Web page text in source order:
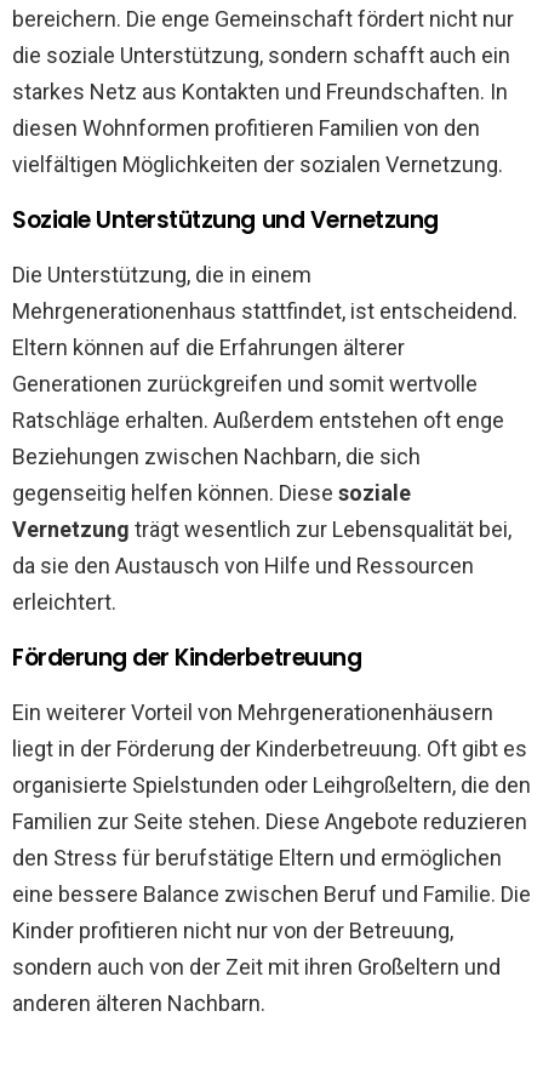
bereichern. Die enge Gemeinschaft fördert nicht nur
die soziale Unterstützung, sondern schafft auch ein
starkes Netz aus Kontakten und Freundschaften. In
diesen Wohnformen profitieren Familien von den
vielfältigen Möglichkeiten der sozialen Vernetzung.
Soziale Unterstützung und Vernetzung
Die Unterstützung, die in einem
Mehrgenerationenhaus stattfindet, ist entscheidend.
Eltern können auf die Erfahrungen älterer
Generationen zurückgreifen und somit wertvolle
Ratschläge erhalten. Außerdem entstehen oft enge
Beziehungen zwischen Nachbarn, die sich
gegenseitig helfen können. Diese soziale
Vernetzung trägt wesentlich zur Lebensqualität bei,
da sie den Austausch von Hilfe und Ressourcen
erleichtert.
Förderung der Kinderbetreuung
Ein weiterer Vorteil von Mehrgenerationenhäusern
liegt in der Förderung der Kinderbetreuung. Oft gibt es
organisierte Spielstunden oder Leihgroßeltern, die den
Familien zur Seite stehen. Diese Angebote reduzieren
den Stress für berufstätige Eltern und ermöglichen
eine bessere Balance zwischen Beruf und Familie. Die
Kinder profitieren nicht nur von der Betreuung,
sondern auch von der Zeit mit ihren Großeltern und
anderen älteren Nachbarn.